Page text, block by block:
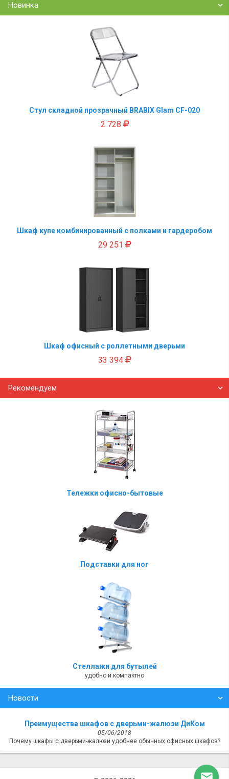
Новинка
Стул складной прозрачный BRABIX Glam CF-020
2 728
Шкаф купе комбинированный с полками и гардеробом
29 251
Шкаф офисный с роллетными дверьми
33 394
Рекомендуем
Тележки офисно-бытовые
Подставки для ног
Стеллажи для бутылей
удобно и компактно
Новости
Преимущества шкафов с дверьми-жалюзи ДиКом
05/06/2018
Почему шкафы с дверьми-жалюзи удобнее обычных офисных шкафов?